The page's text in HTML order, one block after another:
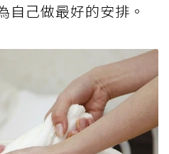
自己做最好的安排。